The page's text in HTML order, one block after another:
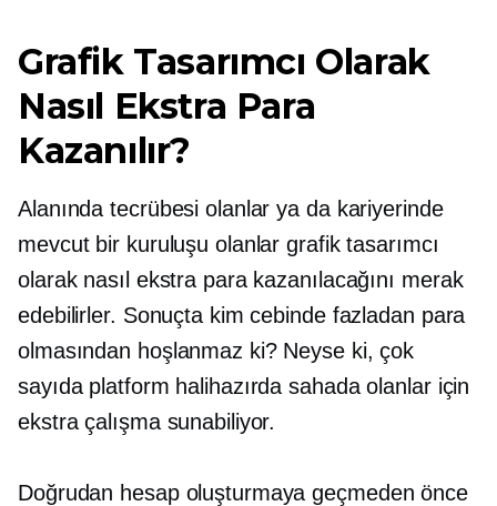
Grafik Tasarımcı Olarak
Nasıl Ekstra Para
Kazanılır?
Alanında tecrübesi olanlar ya da kariyerinde
mevcut bir kuruluşu olanlar grafik tasarımcı
olarak nasıl ekstra para kazanılacağını merak
edebilirler. Sonuçta kim cebinde fazladan para
olmasından hoşlanmaz ki? Neyse ki, çok
sayıda platform halihazırda sahada olanlar için
ekstra çalışma sunabiliyor.
Doğrudan hesap oluşturmaya geçmeden önce